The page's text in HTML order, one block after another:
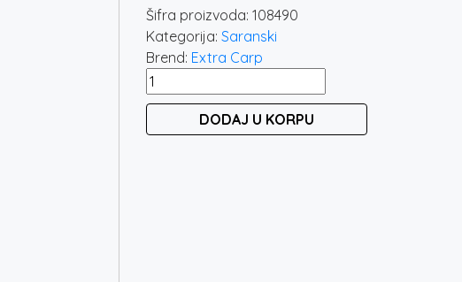
Šifra proizvoda: 108490
Kategorija: Saranski
Brend: Extra Carp
EXTRA
CARP
CARP-
DODAJ U KORPU